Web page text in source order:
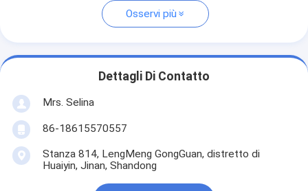
Osservi più
Dettagli Di Contatto
Mrs. Selina
86-18615570557
Stanza 814, LengMeng GongGuan, distretto di
Huaiyin, Jinan, Shandong